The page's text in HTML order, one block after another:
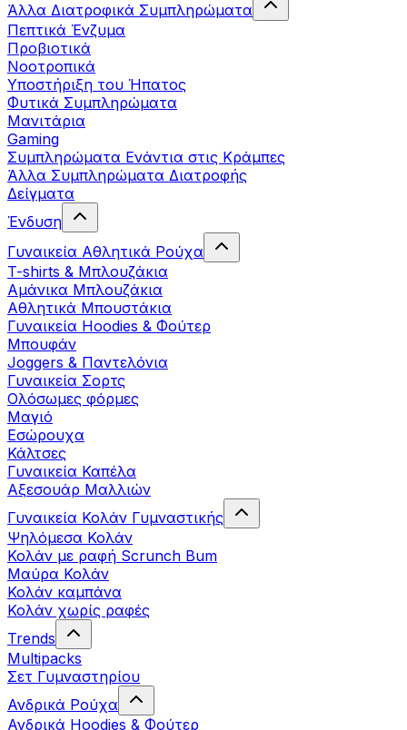
Άλλα Διατροφικά Συμπληρώματα
Πεπτικά Ένζυμα
Προβιοτικά
Νοοτροπικά
Υποστήριξη του Ήπατος
Φυτικά Συμπληρώματα
Μανιτάρια
Gaming
Συμπληρώματα Ενάντια στις Κράμπες
Άλλα Συμπληρώματα Διατροφής
Δείγματα
Ένδυση
Γυναικεία Αθλητικά Ρούχα
T-shirts & Μπλουζάκια
Αμάνικα Μπλουζάκια
Aθλητικά Μπουστάκια
Γυναικεία Hoodies & Φούτερ
Μπουφάν
Joggers & Παντελόνια
Γυναικεία Σορτς
Ολόσωμες φόρμες
Μαγιό
Εσώρουχα
Κάλτσες
Γυναικεία Καπέλα
Αξεσουάρ Μαλλιών
Γυναικεία Κολάν Γυμναστικής
Ψηλόμεσα Κολάν
Κολάν με ραφή Scrunch Bum
Μαύρα Κολάν
Κολάν καμπάνα
Κολάν χωρίς ραφές
Trends
Multipacks
Σετ Γυμναστηρίου
Ανδρικά Ρούχα
Ανδρικά Hoodies & Φούτερ